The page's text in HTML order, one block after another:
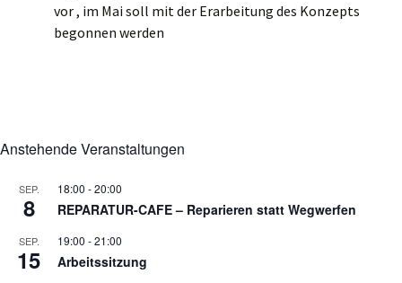
vor , im Mai soll mit der Erarbeitung des Konzepts
begonnen werden
Anstehende Veranstaltungen
SEP.
8
18:00 -20:00
REPARATUR-CAFE – Reparieren statt Wegwerfen
SEP.
15
19:00 -21:00
Arbeitssitzung